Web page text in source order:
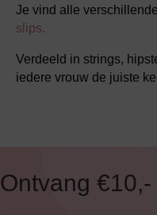
Je vind alle
slips.
Verdeeld in strings,
iedere vrouw de juiste
Ontvang